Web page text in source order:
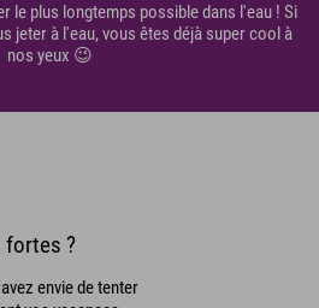
le plus longtemps possible dans l'eau ! Si
jeter à l'eau, vous êtes déjà super cool à
nos yeux 😉
fortes ?
envie de tenter